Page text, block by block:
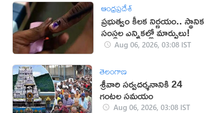
ఆంధ్రప్రదేశ్
ప్రభుత్వం కీలక నిర్ణయం.. స్థానిక
సంస్థల ఎన్నికల్లో మార్పులు!
Aug 06, 2026, 03:08 IST
తెలంగాణ
శ్రీవారి సర్వదర్శనానికి 24
గంటల సమయం
Aug 06, 2026, 03:08 IST